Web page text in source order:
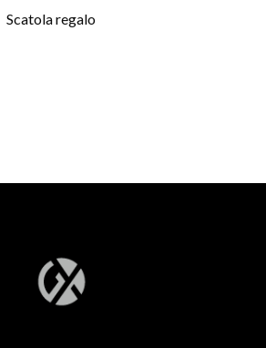
Scatola regalo